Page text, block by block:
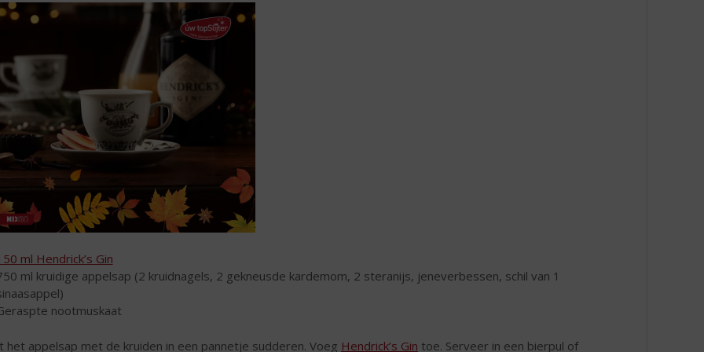
ml Hendrick’s Gin
ml kruidige ​​appelsap (2 kruidnagels, 2 gekneusde kardemom, 2 steranijs, jeneverbessen, schil van 1
nootmuskaat
het appelsap met de kruiden in een pannetje sudderen. Voeg Hendrick’s Gin toe. Serveer in een bierpul of